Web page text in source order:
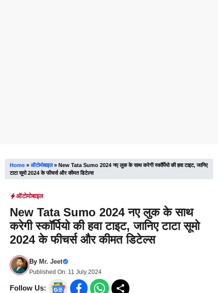
Home » ऑटोमोबाइल» New Tata Sumo 2024 नए लुक के साथ करेगी स्कॉर्पियो की हवा टाइट, जानिए
टाटा सूमो 2024 के फीचर्स और कीमत डिटेल्स
ऑटोमोबाइल
New Tata Sumo 2024 नए लुक के साथ
करेगी स्कॉर्पियो की हवा टाइट, जानिए टाटा सूमो
2024 के फीचर्स और कीमत डिटेल्स
By Mr. Jeet
Published On: 11 July 2024
Follow Us: